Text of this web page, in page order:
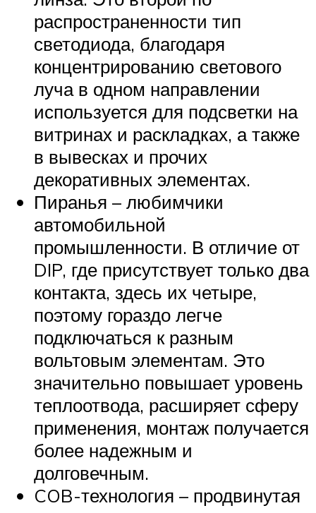
распространенности тип
светодиода, благодаря
концентрированию светового
луча в одном направлении
используется для подсветки на
витринах и раскладках, а также
в вывесках и прочих
декоративных элементах.
Пиранья – любимчики
автомобильной
промышленности. В отличие от
DIP, где присутствует только два
контакта, здесь их четыре,
поэтому гораздо легче
подключаться к разным
вольтовым элементам. Это
значительно повышает уровень
теплоотвода, расширяет сферу
применения, монтаж получается
более надежным и
долговечным.
COB-технология – продвинутая